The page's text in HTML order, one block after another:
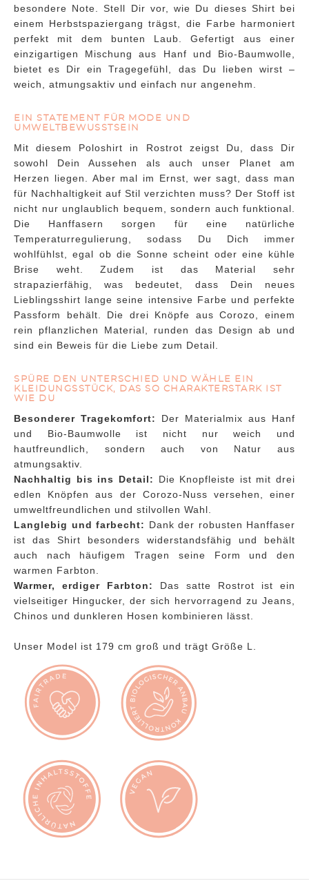
besondere Note. Stell Dir vor, wie Du dieses Shirt bei
einem Herbstspaziergang trägst, die Farbe harmoniert
perfekt mit dem bunten Laub. Gefertigt aus einer
einzigartigen Mischung aus Hanf und Bio-Baumwolle,
bietet es Dir ein Tragegefühl, das Du lieben wirst –
weich, atmungsaktiv und einfach nur angenehm.
EIN STATEMENT FÜR MODE UND
UMWELTBEWUSSTSEIN
Mit diesem Poloshirt in Rostrot zeigst Du, dass Dir
sowohl Dein Aussehen als auch unser Planet am
Herzen liegen. Aber mal im Ernst, wer sagt, dass man
für Nachhaltigkeit auf Stil verzichten muss? Der Stoff ist
nicht nur unglaublich bequem, sondern auch funktional.
Die Hanffasern sorgen für eine natürliche
Temperaturregulierung, sodass Du Dich immer
wohlfühlst, egal ob die Sonne scheint oder eine kühle
Brise weht. Zudem ist das Material sehr
strapazierfähig, was bedeutet, dass Dein neues
Lieblingsshirt lange seine intensive Farbe und perfekte
Passform behält. Die drei Knöpfe aus Corozo, einem
rein pflanzlichen Material, runden das Design ab und
sind ein Beweis für die Liebe zum Detail.
SPÜRE DEN UNTERSCHIED UND WÄHLE EIN
KLEIDUNGSSTÜCK, DAS SO CHARAKTERSTARK IST
WIE DU
Besonderer Tragekomfort:
Der Materialmix aus Hanf
und Bio-Baumwolle ist nicht nur weich und
hautfreundlich, sondern auch von Natur aus
atmungsaktiv.
Nachhaltig bis ins Detail: Die Knopfleiste ist mit drei
edlen Knöpfen aus der Corozo-Nuss versehen, einer
umweltfreundlichen und stilvollen Wahl.
Langlebig und farbecht: Dank der robusten Hanffaser
ist das Shirt besonders widerstandsfähig und behält
auch nach häufigem Tragen seine Form und den
warmen Farbton.
Warmer, erdiger Farbton:
Das satte Rostrot ist ein
vielseitiger Hingucker, der sich hervorragend zu Jeans,
Chinos und dunkleren Hosen kombinieren lässt.
Unser Model ist 179 cm groß und trägt Größe L.